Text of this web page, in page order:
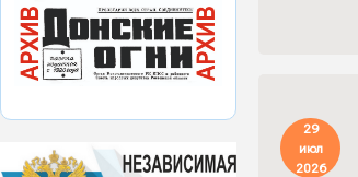
29
июл
2026